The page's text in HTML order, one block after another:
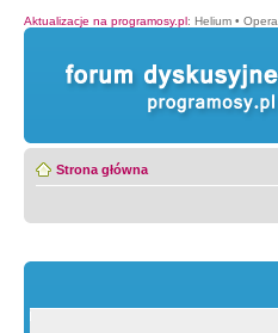
Aktualizacje na programosy.pl: Helium • Opera
Strona główna